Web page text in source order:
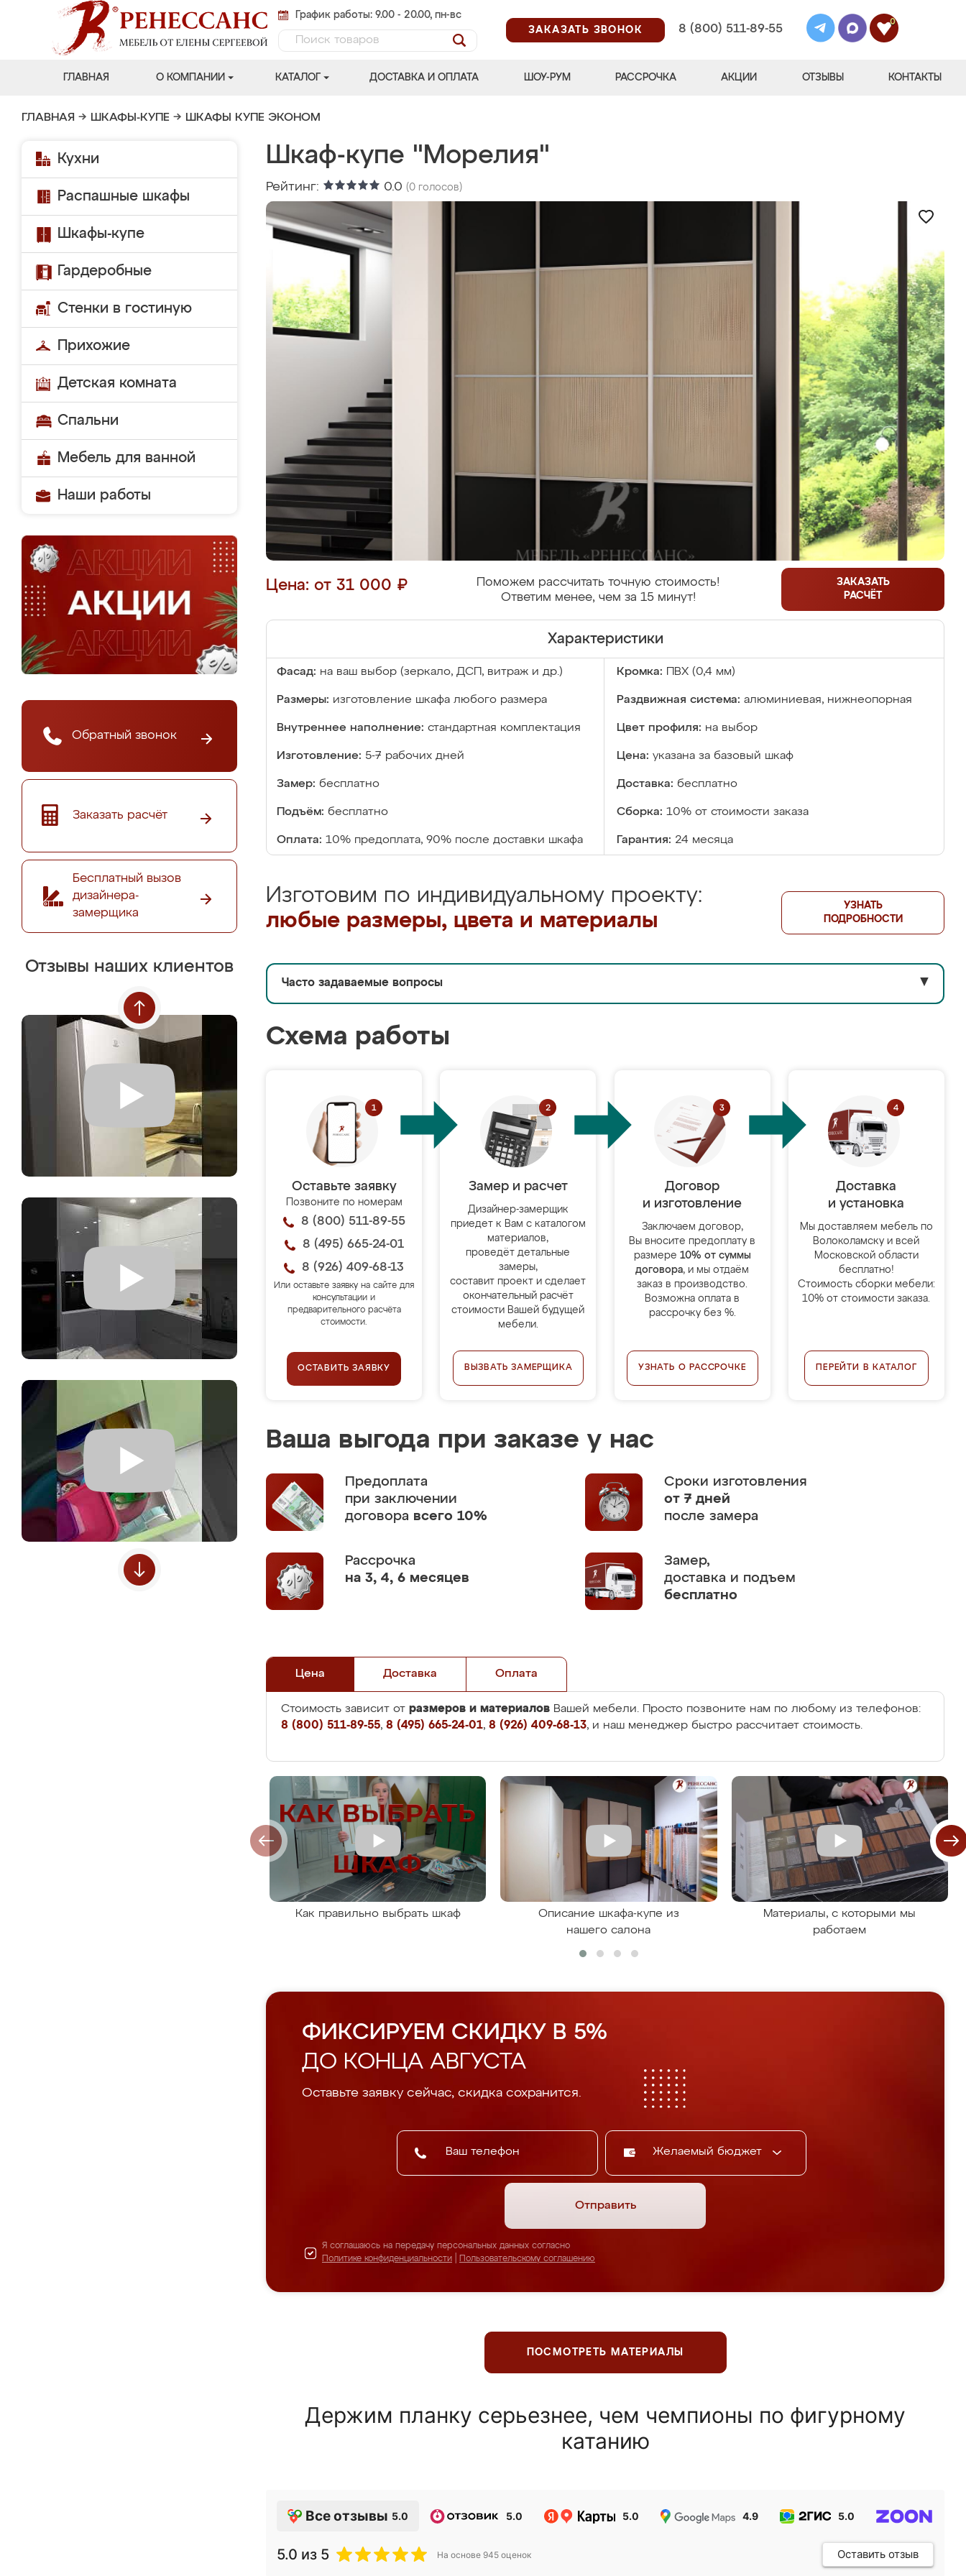
График работы: 9.00 - 20.00, пн-вс
ЗАКАЗАТЬ ЗВОНОК
8 (800) 511-89-55
0
ГЛАВНАЯ О КОМПАНИИ КАТАЛОГ ДОСТАВКА И ОПЛАТА ШОУ-РУМ РАССРОЧКА АКЦИИ ОТЗЫВЫ КОНТАКТЫ
ГЛАВНАЯ → ШКАФЫ-КУПЕ → ШКАФЫ КУПЕ ЭКОНОМ
Кухни
Распашные шкафы
Шкафы-купе
Гардеробные
Стенки в гостиную
Прихожие
Детская комната
Спальни
Мебель для ванной
Наши работы
Обратный звонок
Заказать расчёт
Бесплатный вызов
дизайнера-
замерщика
Отзывы наших клиентов
Шкаф-купе "Морелия"
Рейтинг: 0.0 (0 голосов)
Цена: от 31 000 ₽
Поможем рассчитать точную стоимость!
Ответим менее, чем за 15 минут!
ЗАКАЗАТЬ
РАСЧЁТ
Характеристики
Фасад: на ваш выбор (зеркало, ДСП, витраж и др.) Кромка: ПВХ (0,4 мм)
Размеры: изготовление шкафа любого размера Раздвижная система: алюминиевая, нижнеопорная
Внутреннее наполнение: стандартная комплектация Цвет профиля: на выбор
Изготовление: 5-7 рабочих дней Цена: указана за базовый шкаф
Замер: бесплатно Доставка: бесплатно
Подъём: бесплатно Сборка: 10% от стоимости заказа
Оплата: 10% предоплата, 90% после доставки шкафа Гарантия: 24 месяца
Изготовим по индивидуальному проекту:
любые размеры, цвета и материалы
УЗНАТЬ
ПОДРОБНОСТИ
Часто задаваемые вопросы ▼
Схема работы
Оставьте заявку
Позвоните по номерам
8 (800) 511-89-55
8 (495) 665-24-01
8 (926) 409-68-13
Или оставьте заявку на сайте для
консультации и
предварительного расчёта
стоимости.
ОСТАВИТЬ ЗАЯВКУ
Замер и расчет
Дизайнер-замерщик
приедет к Вам с каталогом
материалов,
проведёт детальные
замеры,
составит проект и сделает
окончательный расчёт
стоимости Вашей будущей
мебели.
ВЫЗВАТЬ ЗАМЕРЩИКА
Договор
и изготовление
Заключаем договор,
Вы вносите предоплату в
размере 10% от суммы
договора, и мы отдаём
заказ в производство.
Возможна оплата в
рассрочку без %.
УЗНАТЬ О РАССРОЧКЕ
Доставка
и установка
Мы доставляем мебель по
Волоколамску и всей
Московской области
бесплатно!
Стоимость сборки мебели:
10% от стоимости заказа.
ПЕРЕЙТИ В КАТАЛОГ
Ваша выгода при заказе у нас
Предоплата
при заключении
договора всего 10%
Сроки изготовления
от 7 дней
после замера
Рассрочка
на 3, 4, 6 месяцев
Замер,
доставка и подъем
бесплатно
Цена Доставка Оплата
Стоимость зависит от размеров и материалов Вашей мебели. Просто позвоните нам по любому из телефонов:
8 (800) 511-89-55, 8 (495) 665-24-01, 8 (926) 409-68-13, и наш менеджер быстро рассчитает стоимость.
Как правильно выбрать шкаф
Описание шкафа-купе из
нашего салона
Материалы, с которыми мы
работаем
ФИКСИРУЕМ СКИДКУ В 5%
ДО КОНЦА АВГУСТА
Оставьте заявку сейчас, скидка сохранится.
Желаемый бюджет
Отправить
Я соглашаюсь на передачу персональных данных согласно
Политике конфиденциальности
Пользовательскому соглашению
ПОСМОТРЕТЬ МАТЕРИАЛЫ
Держим планку серьезнее, чем чемпионы по фигурному
катанию
Все отзывы 5.0 5.0 5.0 4.9 5.0
5.0 из 5 На основе 945 оценок Оставить отзыв